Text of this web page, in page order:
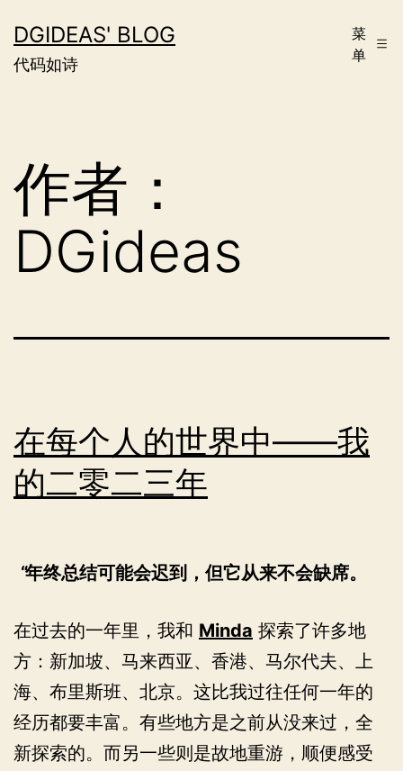
至
内
DGIDEAS' BLOG
代码如诗
菜
单
作者：
DGideas
在每个人的世界中——我
的二零二三年
年终总结可能会迟到，但它从来不会缺席。
在过去的一年里，我和 Minda 探索了许多地
方：新加坡、马来西亚、香港、马尔代夫、上
海、布里斯班、北京。这比我过往任何一年的
经历都要丰富。有些地方是之前从没来过，全
新探索的。而另一些则是故地重游，顺便感受